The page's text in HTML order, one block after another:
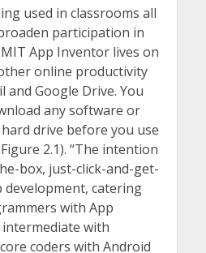
used in classrooms all
participation in
App Inventor lives on
online productivity
and Google Drive. You
any software or
drive before you use
2.1). “The intention
box, just-click-and-get-
catering
with App
with
coders with Android